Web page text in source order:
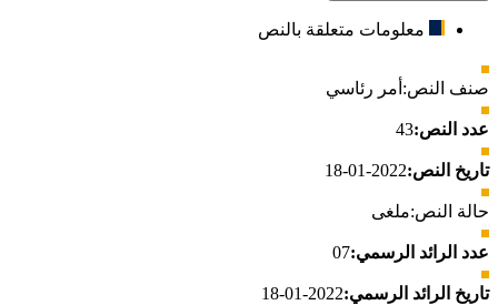
معلومات متعلقة بالنص
صنف النص: أمر رئاسي
عدد النص:43
تاريخ النص:2022-01-18
حالة النص:ملغى
عدد الرائد الرسمي:07
تاريخ الرائد الرسمي:2022-01-18